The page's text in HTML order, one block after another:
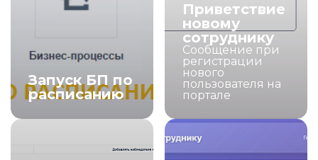
Запуск БП по
расписанию
Приветствие
новому
сотруднику
Сообщение при
регистрации
нового
пользователя на
портале